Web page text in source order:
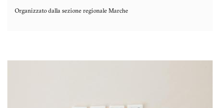
Organizzato dalla sezione regionale Marche